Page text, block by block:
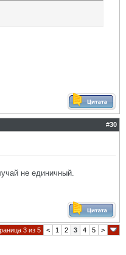
#30
не единичный.
3 из 5 < 1 2 3 4 5 >